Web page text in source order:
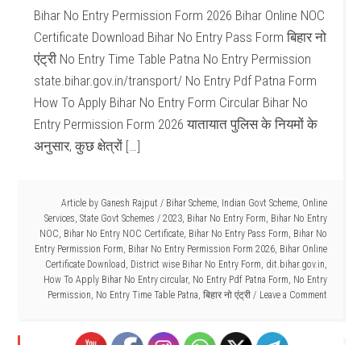
Bihar No Entry Permission Form 2026 Bihar Online NOC
Certificate Download Bihar No Entry Pass Form बिहार नो
एंट्री No Entry Time Table Patna No Entry Permission
state.bihar.gov.in/transport/ No Entry Pdf Patna Form
How To Apply Bihar No Entry Form Circular Bihar No
Entry Permission Form 2026 यातायात पुलिस के नियमों के
अनुसार, कुछ क्षेत्रों […]
Article by Ganesh Rajput / Bihar Scheme, Indian Govt Scheme, Online
Services, State Govt Schemes / 2023, Bihar No Entry Form, Bihar No Entry
NOC, Bihar No Entry NOC Certificate, Bihar No Entry Pass Form, Bihar No
Entry Permission Form, Bihar No Entry Permission Form 2026, Bihar Online
Certificate Download, District wise Bihar No Entry Form, dit.bihar.gov.in,
How To Apply Bihar No Entry circular, No Entry Pdf Patna Form, No Entry
Permission, No Entry Time Table Patna, बिहार नो एंट्री Leave a Comment